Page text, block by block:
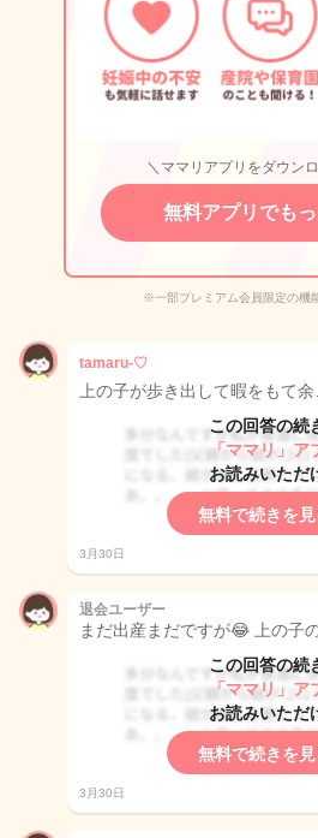
＼ママリアプリをダウン
無料アプリでも
※一部プレミアム会員限定の機
tamaru-♡
上の子が歩き出して暇をもて余
この回答の続
「ママリ」ア
お読みいただ
無料で続きを
3月30日
退会ユーザー
まだ出産まだですが😂 上の子
この回答の続
「ママリ」ア
お読みいただ
無料で続きを
3月30日